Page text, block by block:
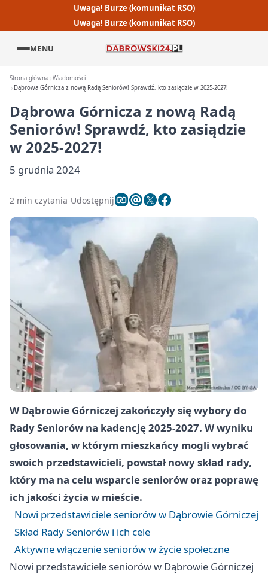
Uwaga! Burze (komunikat RSO)
Uwaga! Burze (komunikat RSO)
MENU
Strona główna Wiadomości
Dąbrowa Górnicza z nową Radą Seniorów! Sprawdź, kto zasiądzie w 2025-2027!
Dąbrowa Górnicza z nową Radą
Seniorów! Sprawdź, kto zasiądzie
w 2025-2027!
5 grudnia 2024
2 min czytania Udostępnij
W Dąbrowie Górniczej zakończyły się wybory do
Rady Seniorów na kadencję 2025-2027. W wyniku
głosowania, w którym mieszkańcy mogli wybrać
swoich przedstawicieli, powstał nowy skład rady,
który ma na celu wsparcie seniorów oraz poprawę
ich jakości życia w mieście.
Nowi przedstawiciele seniorów w Dąbrowie Górniczej
Skład Rady Seniorów i ich cele
Aktywne włączenie seniorów w życie społeczne
Nowi przedstawiciele seniorów w Dąbrowie Górniczej